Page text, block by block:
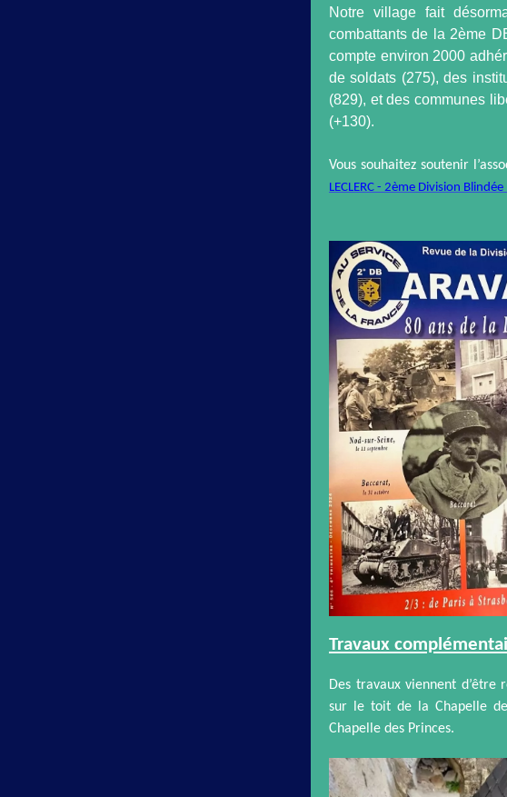
Notre village fait
combattants de la 2ème
compte environ 2000
de soldats (275), des
(829), et des communes
(+130).
Vous souhaitez soutenir
LECLERC - 2ème Division
Travaux
Des travaux viennent d’être
sur le toit de la Chapelle
Chapelle des Princes.